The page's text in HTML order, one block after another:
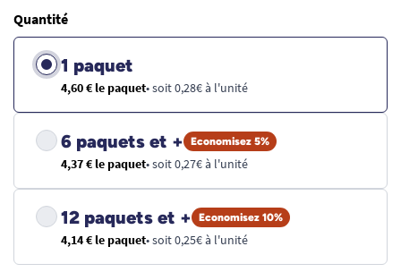
Quantité
1 paquet
4,60 € le paquet• soit 0,28€ à l'unité
6 paquets et + Economisez 5%
4,37 € le paquet• soit 0,27€ à l'unité
12 paquets et + Economisez 10%
4,14 € le paquet• soit 0,25€ à l'unité